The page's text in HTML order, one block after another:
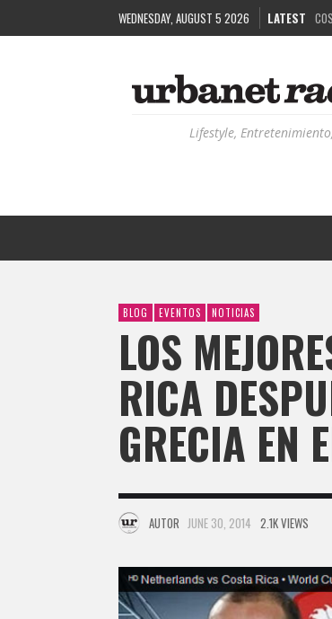
WEDNESDAY, AUGUST 5 2026 LATEST
Lifestyle,
BLOG EVENTOS NOTICIAS
LOS
RICA
GRECIA EN
AUTOR JUNE 30, 2014 2.1K VIEWS